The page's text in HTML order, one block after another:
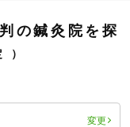
の鍼灸院を探
変更